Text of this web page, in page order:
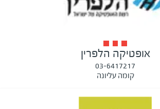
אופטיקה הלפרין
03-6417217
קומה עליונה